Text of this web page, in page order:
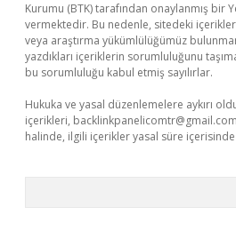
Kurumu (BTK) tarafından onaylanmış bir
vermektedir. Bu nedenle, sitedeki
veya araştırma yükümlülüğümüz
yazdıkları içeriklerin sorumluluğunu
bu sorumluluğu kabul etmiş sayılırlar.
Hukuka ve yasal düzenlemelere aykırı
içerikleri, backlinkpanelicomtr@gmail.com
halinde, ilgili içerikler yasal süre içerisinde